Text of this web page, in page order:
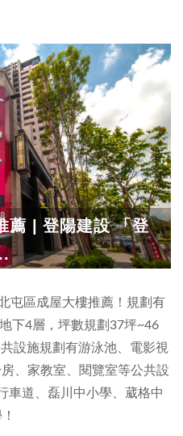
薦 | 登陽建設 「登
屯區成屋大樓推薦！規劃有
下4層，坪數規劃37坪~46
設施規劃有游泳池、電影視
、家教室、閱覽室等公共設
車道、磊川中小學、葳格中